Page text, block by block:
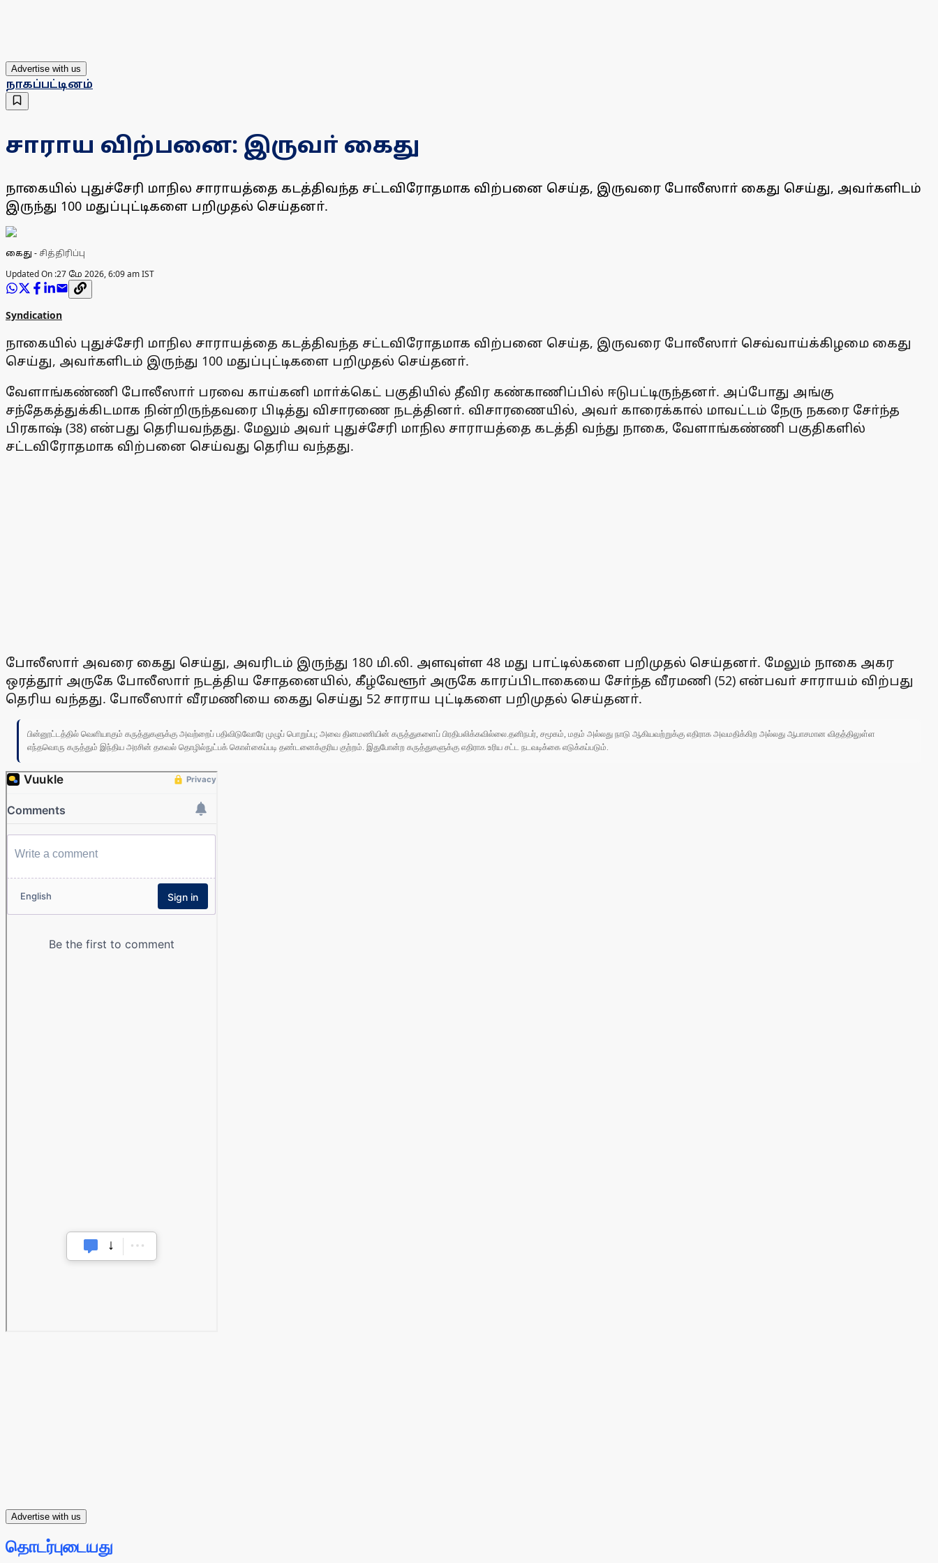
Advertise with us
நாகப்பட்டினம்
சாராய விற்பனை: இருவா் கைது
நாகையில் புதுச்சேரி மாநில சாராயத்தை கடத்திவந்த சட்டவிரோதமாக விற்பனை செய்த, இருவரை போலீஸாா் கைது செய்து, அவா்களிடம்
இருந்து 100 மதுப்புட்டிகளை பறிமுதல் செய்தனா்.
கைது - சித்திரிப்பு
Updated On :27 மே 2026, 6:09 am IST
Syndication
நாகையில் புதுச்சேரி மாநில சாராயத்தை கடத்திவந்த சட்டவிரோதமாக விற்பனை செய்த, இருவரை போலீஸாா் செவ்வாய்க்கிழமை கைது
செய்து, அவா்களிடம் இருந்து 100 மதுப்புட்டிகளை பறிமுதல் செய்தனா்.
வேளாங்கண்ணி போலீஸாா் பரவை காய்கனி மாா்க்கெட் பகுதியில் தீவிர கண்காணிப்பில் ஈடுபட்டிருந்தனா். அப்போது அங்கு
சந்தேகத்துக்கிடமாக நின்றிருந்தவரை பிடித்து விசாரணை நடத்தினா். விசாரணையில், அவா் காரைக்கால் மாவட்டம் நேரு நகரை சோ்ந்த
பிரகாஷ் (38) என்பது தெரியவந்தது. மேலும் அவா் புதுச்சேரி மாநில சாராயத்தை கடத்தி வந்து நாகை, வேளாங்கண்ணி பகுதிகளில்
சட்டவிரோதமாக விற்பனை செய்வது தெரிய வந்தது.
போலீஸாா் அவரை கைது செய்து, அவரிடம் இருந்து 180 மி.லி. அளவுள்ள 48 மது பாட்டில்களை பறிமுதல் செய்தனா். மேலும் நாகை அகர
ஒரத்தூா் அருகே போலீஸாா் நடத்திய சோதனையில், கீழ்வேளூா் அருகே காரப்பிடாகையை சோ்ந்த வீரமணி (52) என்பவா் சாராயம் விற்பது
தெரிய வந்தது. போலீஸாா் வீரமணியை கைது செய்து 52 சாராய புட்டிகளை பறிமுதல் செய்தனா்.
பின்னூட்டத்தில் வெளியாகும் கருத்துகளுக்கு அவற்றைப் பதிவிடுவோரே முழுப் பொறுப்பு; அவை தினமணியின் கருத்துகளைப் பிரதிபலிக்கவில்லை.தனிநபர், சமூகம், மதம் அல்லது நாடு ஆகியவற்றுக்கு எதிராக அவமதிக்கிற அல்லது ஆபாசமான விதத்திலுள்ள
எந்தவொரு கருத்தும் இந்திய அரசின் தகவல் தொழில்நுட்பக் கொள்கைப்படி தண்டனைக்குரிய குற்றம். இதுபோன்ற கருத்துகளுக்கு எதிராக உரிய சட்ட நடவடிக்கை எடுக்கப்படும்.
Advertise with us
தொடர்புடையது